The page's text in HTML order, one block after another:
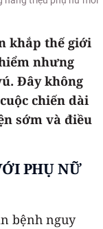
khắp thế giới
nhưng
Đây không
chiến dài
sớm và điều
PHỤ NỮ
bệnh nguy